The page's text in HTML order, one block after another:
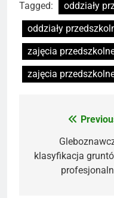
Tagged:
oddziały
oddziały
zajęcia przedszkolne
zajęcia
Nawigacja
wpisu
klasyfikacja